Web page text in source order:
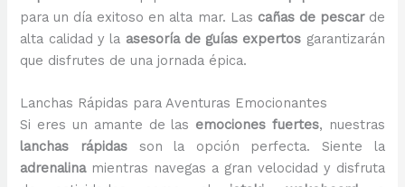
para un día exitoso en alta mar. Las cañas de pescarde
alta calidad y la asesoría de guías expertos garantizarán
que disfrutes de una jornada épica.
Lanchas Rápidas para Aventuras Emocionantes
Si eres un amante de las emociones fuertes, nuestras
lanchas rápidas son la opción perfecta. Siente la
adrenalinamientras navegas a gran velocidad y disfruta